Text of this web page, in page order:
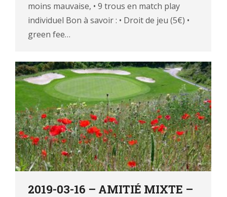
moins mauvaise, • 9 trous en match play
individuel Bon à savoir : • Droit de jeu (5€) •
green fee…
2019-03-16 – AMITIÉ MIXTE –